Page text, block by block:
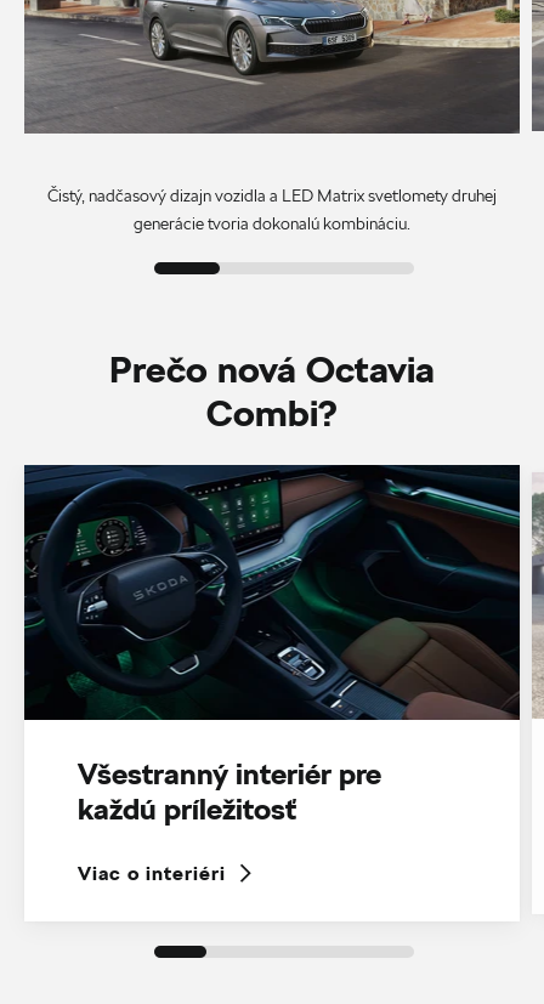
Čistý, nadčasový dizajn vozidla a LED Matrix svetlomety druhej
generácie tvoria dokonalú kombináciu.
Prečo nová Octavia
Combi?
Všestranný interiér pre
každú príležitosť
Viac o interiéri